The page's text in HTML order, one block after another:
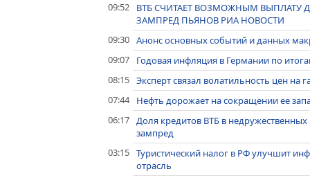
09:52
ВТБ СЧИТАЕТ ВОЗМОЖНЫМ ВЫПЛАТУ
ЗАМПРЕД ПЬЯНОВ РИА НОВОСТИ
09:30 Анонс основных событий и данных
09:07
Годовая инфляция в Германии по
08:15 Эксперт связал волатильность цен на
07:44
Нефть дорожает на сокращении ее
06:17 Доля кредитов ВТБ в недружественных
зампред
03:15 Туристический налог в РФ улучшит
отрасль